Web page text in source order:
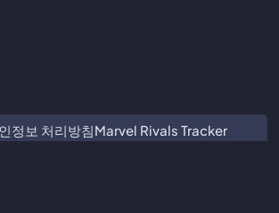
정보 처리방침Marvel Rivals Tracker